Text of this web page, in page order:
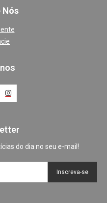
Nós
do dia no seu e-mail!
Inscreva-se